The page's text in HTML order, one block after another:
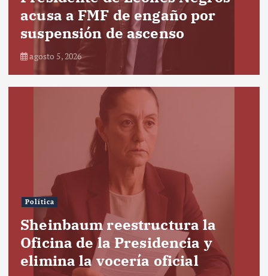
acusa a FMF de engaño por
suspensión de ascenso
agosto 5, 2026
Política
Sheinbaum reestructura la
Oficina de la Presidencia y
elimina la vocería oficial